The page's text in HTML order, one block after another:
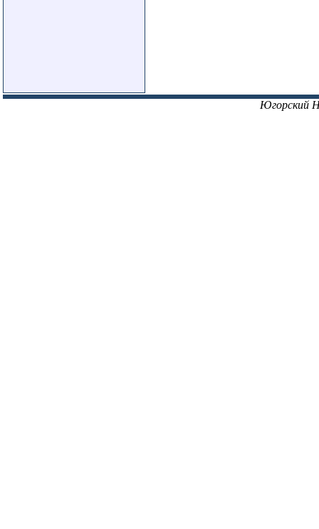
Югорский